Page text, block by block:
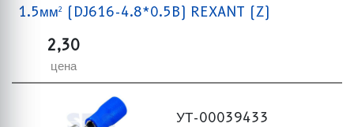
1.5мм² (DJ616-4.8*0.5B) REXANT (Z)
2,30
цена
УТ-00039433